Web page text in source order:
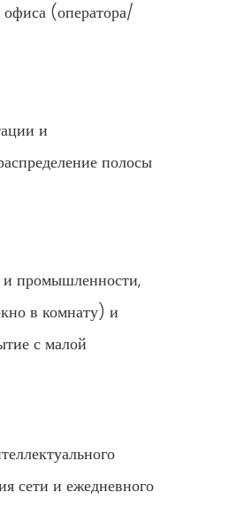
домашних сетей, ищущие
Для этого зазора могут
офиса (оператора/
и
полосы
и промышленности,
в комнату) и
с малой
сети и ежедневного